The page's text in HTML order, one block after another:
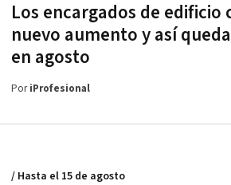
Los encargados de edificio
nuevo aumento y así
en agosto
PoriProfesional
/ Hasta el 15 de agosto